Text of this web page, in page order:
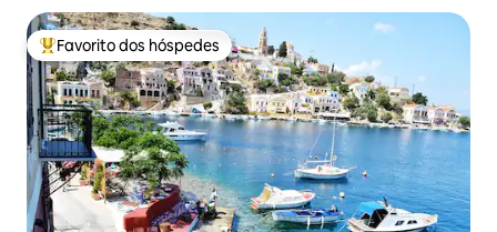
Favoritos dos hóspedes mais apreciados
Favorito dos hóspedes